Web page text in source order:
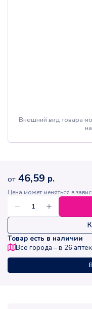
Внешний вид товара
от 46,59 р.
Цена может меняться в
Товар есть в наличии
Все города – в 26